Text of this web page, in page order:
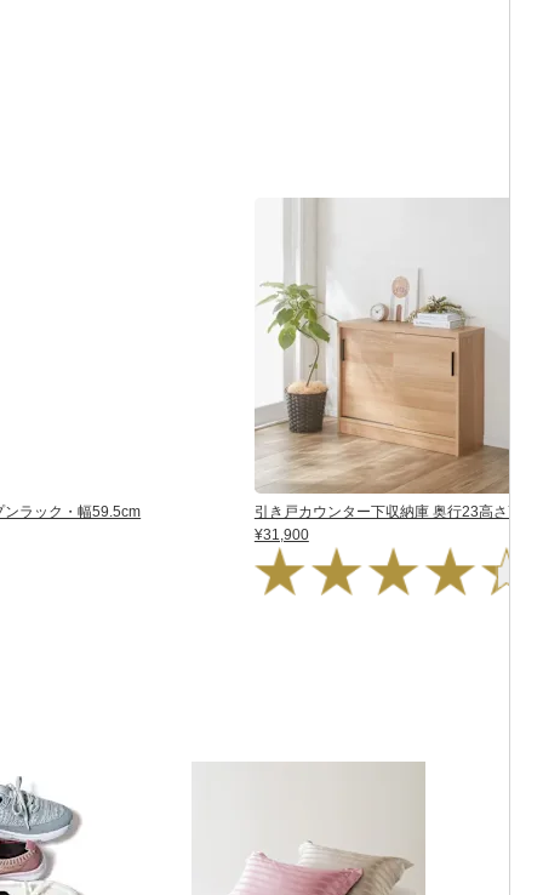
ラック・幅59.5cm
引き戸カウンター下収納庫 奥行23高さ
¥31,900